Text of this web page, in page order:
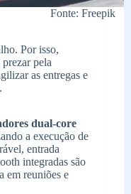
Fonte: Freepik
Por isso,
pela
as entregas e
dual-core
a execução de
entrada
integradas são
em reuniões e